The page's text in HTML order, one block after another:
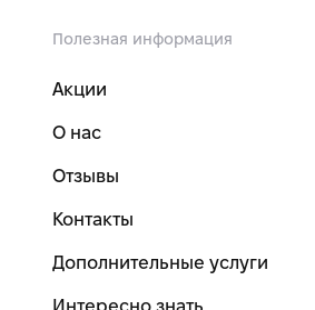
Полезная информация
Акции
О нас
Отзывы
Контакты
Дополнительные услуги